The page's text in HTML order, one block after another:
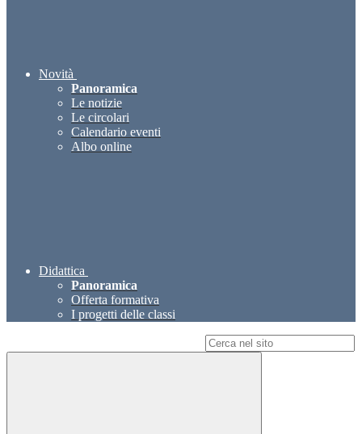
Novità
Panoramica
Le notizie
Le circolari
Calendario eventi
Albo online
Didattica
Panoramica
Offerta formativa
I progetti delle classi